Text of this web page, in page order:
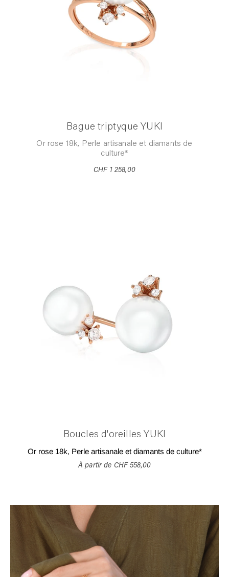
Bague triptyque YUKI
Or rose 18k, Perle artisanale et diamants de
culture*
CHF 1 258,00
Boucles d'oreilles YUKI
Or rose 18k, Perle artisanale et diamants de culture*
À partir de CHF 558,00